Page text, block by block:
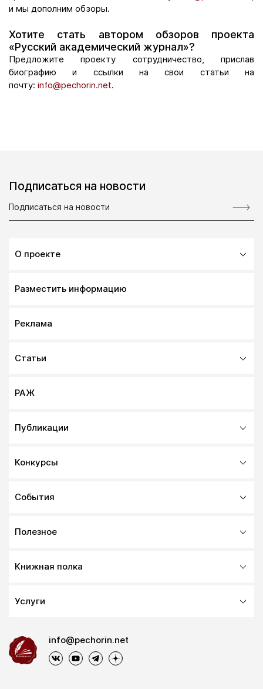
и мы дополним обзоры.
Хотите стать автором обзоров проекта
«Русский академический журнал»?
Предложите проекту сотрудничество, прислав
биографию и ссылки на свои статьи на
почту: info@pechorin.net.
Подписаться на новости
О проекте
Разместить информацию
Реклама
Статьи
РАЖ
Публикации
Конкурсы
События
Полезное
Книжная полка
Услуги
info@pechorin.net